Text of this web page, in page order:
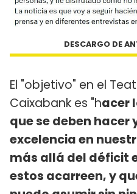
DESCARGO DE
El "objetivo" en el
Caixabank es "hacer
que se deben
excelencia en
más allá del déficit
estos acarreen, y